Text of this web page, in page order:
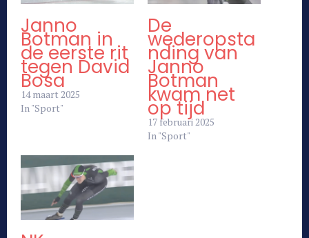
Janno
Botman in
de eerste rit
tegen David
Bosa
14 maart 2025
In "Sport"
De
wederopsta
nding van
Janno
Botman
kwam net
op tijd
17 februari 2025
In "Sport"